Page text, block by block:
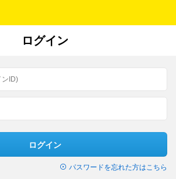
ログイン
ログイン
パスワードを忘れた方はこちら